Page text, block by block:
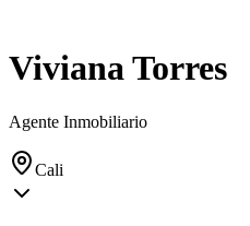
Viviana Torres
Agente Inmobiliario
Cali